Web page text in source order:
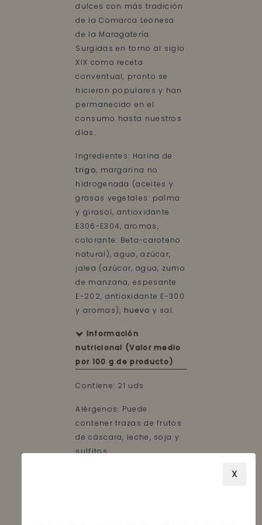
dulces con más tradición
de la Comarca Leonesa
de la Maragatería.
Surgidas en torno al siglo
XIX como receta
conventual, pronto se
hicieron populares y han
permanecido en el
consumo hasta nuestros
días.
Ingredientes: Harina de
trigo, margarina no
hidrogenada (aceites y
grasas vegetales: palma
y girasol, antioxidante
E306-E304, aromas,
colorante: Beta-caroteno
natural), agua, azúcar,
jalea (azúcar, agua, zumo
de manzana, espesante
E-202, antioxidante E-300
y aromas), huevo y sal.
Información
nutricional (Valor medio
por 100 g de producto)
Contiene: 21 uds
Alérgenos: Puede
contener trazas de frutos
de cáscara, leche, soja y
sulfitos.
X